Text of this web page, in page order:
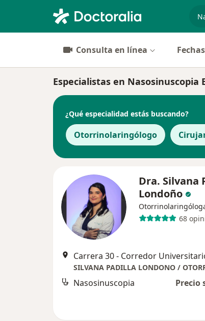
Consulta en línea
Especialistas en Nasosinuscopia
¿Qué especialidad estás buscando?
Otorrinolaringólogo
Dra. Silvana
Londoño
68
Nasosinuscopia Precio